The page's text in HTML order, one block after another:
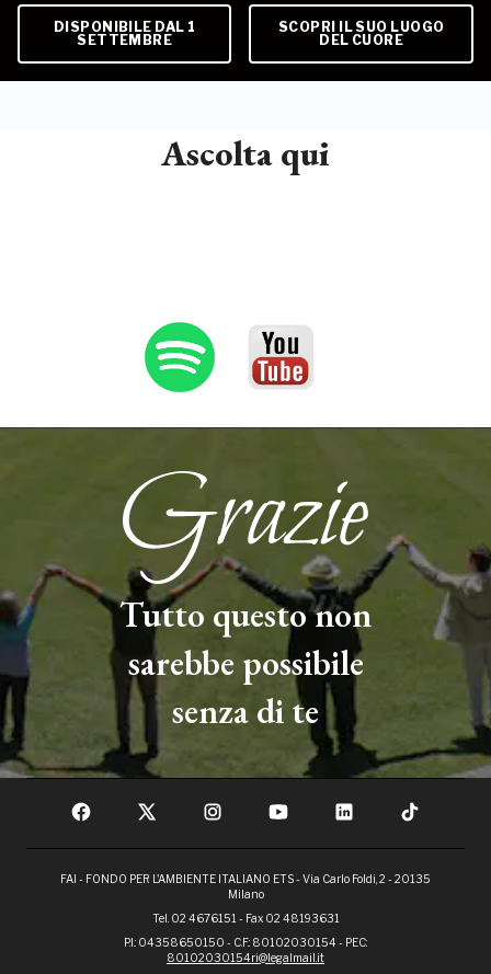
DISPONIBILE DAL 1
SETTEMBRE
SCOPRI IL SUO LUOGO
DEL CUORE
Ascolta qui
Tutto questo non
sarebbe possibile
senza di te
FAI - FONDO PER L'AMBIENTE ITALIANO ETS - Via Carlo Foldi, 2 - 20135
Milano
Tel. 02 4676151 - Fax 02 48193631
P.I.: 04358650150 - C.F.: 80102030154 - PEC:
80102030154ri@legalmail.it